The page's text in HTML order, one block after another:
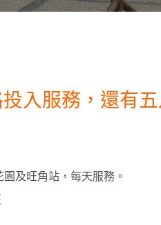
入服務，還有
及旺角站，每天服務。